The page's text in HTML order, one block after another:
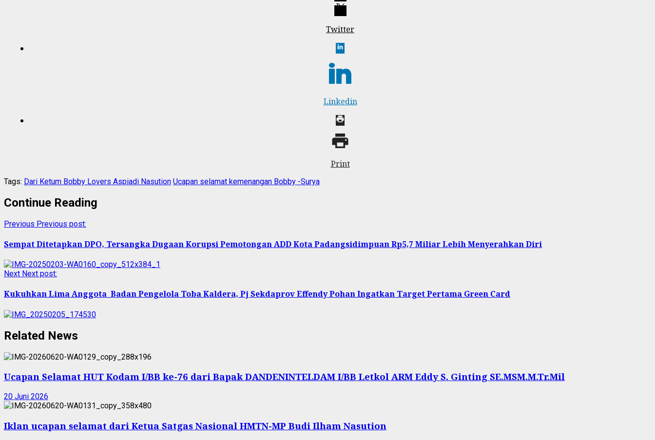
Twitter
Linkedin
Print
Tags: Dari Ketum Bobby Lovers Aspiadi Nasution Ucapan selamat kemenangan Bobby -Surya
Continue Reading
Previous Previous post:
Sempat Ditetapkan DPO, Tersangka Dugaan Korupsi Pemotongan ADD Kota Padangsidimpuan Rp5,7 Miliar Lebih Menyerahkan Diri
Next Next post:
Kukuhkan Lima Anggota Badan Pengelola Toba Kaldera, Pj Sekdaprov Effendy Pohan Ingatkan Target Pertama Green Card
Related News
Ucapan Selamat HUT Kodam I/BB ke-76 dari Bapak DANDENINTELDAM I/BB Letkol ARM Eddy S. Ginting SE.MSM.M.Tr.Mil
20 Juni 2026
Iklan ucapan selamat dari Ketua Satgas Nasional HMTN-MP Budi Ilham Nasution